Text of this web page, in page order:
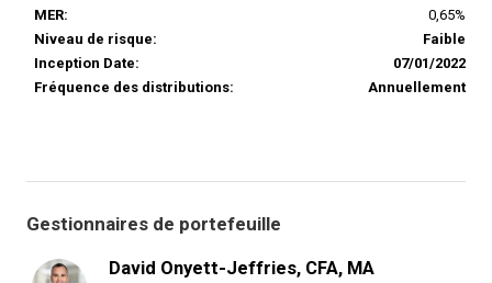
MER:
0,65%
Niveau de risque:
Faible
Inception Date:
07/01/2022
Fréquence des distributions:
Annuellement
Gestionnaires de portefeuille
David Onyett-Jeffries, CFA, MA